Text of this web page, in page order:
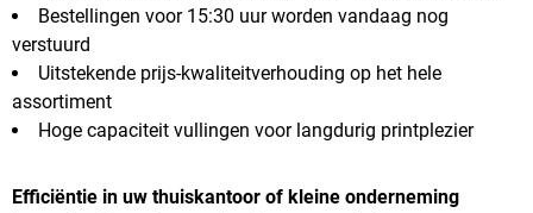
Bestellingen voor 15:30 uur worden vandaag nog
verstuurd
Uitstekende prijs-kwaliteitverhouding op het hele
assortiment
Hoge capaciteit vullingen voor langdurig printplezier
Efficiëntie in uw thuiskantoor of kleine onderneming